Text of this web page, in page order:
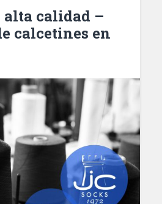
alta calidad –
calcetines en